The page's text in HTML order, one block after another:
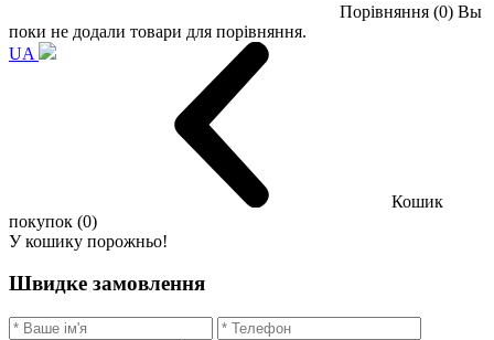
Порівняння (0) Вы
поки не додали товари для порівняння.
UA
Кошик
покупок (0)
У кошику порожньо!
Швидке замовлення